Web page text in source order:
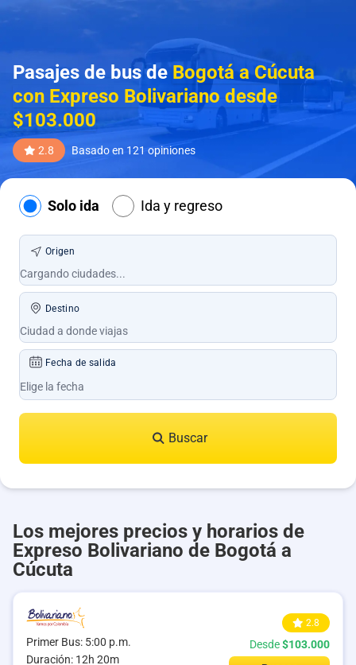
Pasajes de bus de Bogotá a Cúcuta
con Expreso Bolivariano desde
$103.000
2.8 Basado en 121 opiniones
Solo ida Ida y regreso
Origen
Destino
Fecha de salida
Buscar
Los mejores precios y horarios de
Expreso Bolivariano de Bogotá a
Cúcuta
Primer Bus: 5:00 p.m.
Duración: 12h 20m
2.8
Desde$103.000